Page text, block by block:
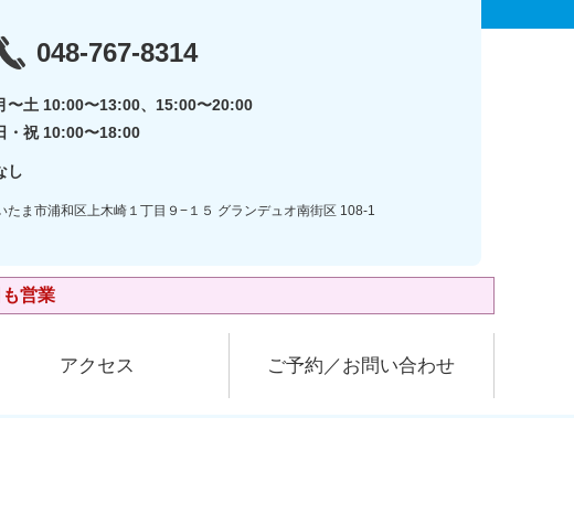
048-767-8314
〜土 10:00〜13:00、15:00〜20:00
・祝 10:00〜18:00
し
ま市浦和区上木崎１丁目９−１５ グランデュオ南街区 108-1
営業
アクセス ご予約／お問い合わせ